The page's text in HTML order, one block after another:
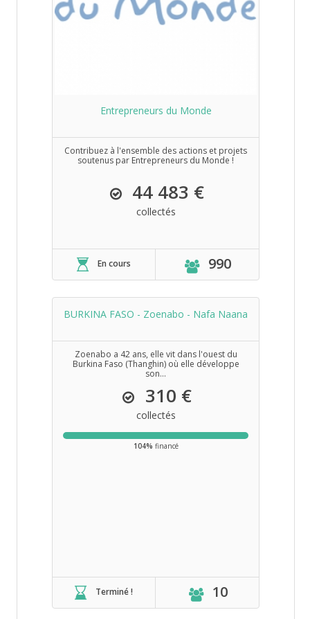
Entrepreneurs du Monde
Contribuez à l'ensemble des actions et projets
soutenus par Entrepreneurs du Monde !
44 483 €
collectés
En cours 990
BURKINA FASO - Zoenabo - Nafa Naana
Zoenabo a 42 ans, elle vit dans l'ouest du
Burkina Faso (Thanghin) où elle développe
son...
310 €
collectés
104% financé
Terminé ! 10